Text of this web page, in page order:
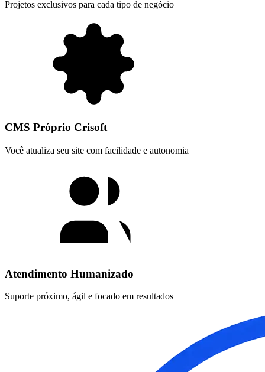
Projetos exclusivos para cada tipo de negócio
CMS Próprio Crisoft
Você atualiza seu site com facilidade e autonomia
Atendimento Humanizado
Suporte próximo, ágil e focado em resultados